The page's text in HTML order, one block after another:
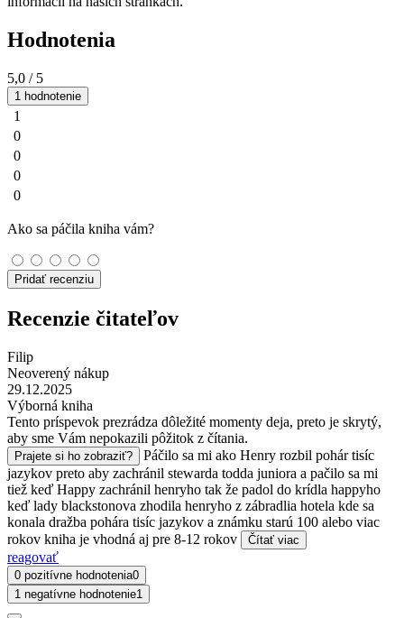
Hodnotenia
5,0 / 5
1 hodnotenie
1
0
0
0
0
Ako sa páčila kniha vám?
Pridať recenziu
Recenzie čitateľov
Filip
Neoverený nákup
29.12.2025
Výborná kniha
Tento príspevok prezrádza dôležité momenty deja, preto je skrytý,
aby sme Vám nepokazili pôžitok z čítania.
Prajete si ho zobraziť?
Páčilo sa mi ako Henry rozbil pohár tisíc
jazykov preto aby zachránil stewarda todda juniora a pačilo sa mi
tiež keď Happy zachránil henryho tak že padol do krídla happyho
keď lady blackstonova zhodila henryho z zábradlia hotela kde sa
konala dražba pohára tisíc jazykov a známku starú 100 alebo viac
rokov kniha je vhodná aj pre 8-12 rokov
Čítať viac
reagovať
0 pozitívne hodnotenia0
1 negatívne hodnotenie1